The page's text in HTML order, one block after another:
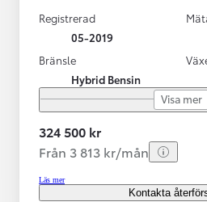
Registrerad
05-2019
Bränsle
Hybrid Bensin
Visa mer
324 500 kr
Från 3 813 kr/mån
Läs mer
Kontakta